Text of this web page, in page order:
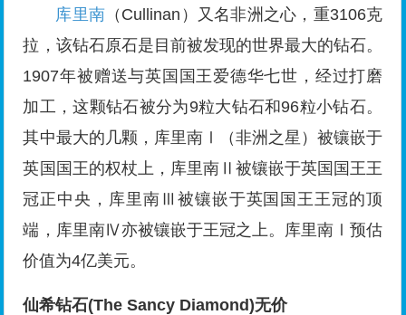
库里南 （Cullinan）又名非洲之心，重3106克
拉，该钻石原石是目前被发现的世界最大的钻石。
1907年被赠送与英国国王爱德华七世，经过打磨
加工，这颗钻石被分为9粒大钻石和96粒小钻石。
其中最大的几颗，库里南Ⅰ（非洲之星）被镶嵌于
英国国王的权杖上，库里南Ⅱ被镶嵌于英国国王王
冠正中央，库里南Ⅲ被镶嵌于英国国王王冠的顶
端，库里南Ⅳ亦被镶嵌于王冠之上。库里南Ⅰ预估
价值为4亿美元。
仙希钻石(The Sancy Diamond)无价